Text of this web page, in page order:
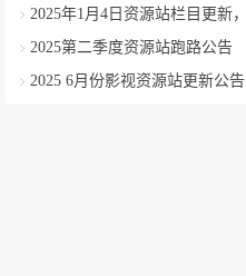
2025第二季度资源站跑路公告
2025 6月份影视资源站更新公告